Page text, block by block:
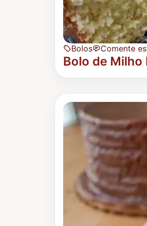
Bolos Comente
Bolo de Milho